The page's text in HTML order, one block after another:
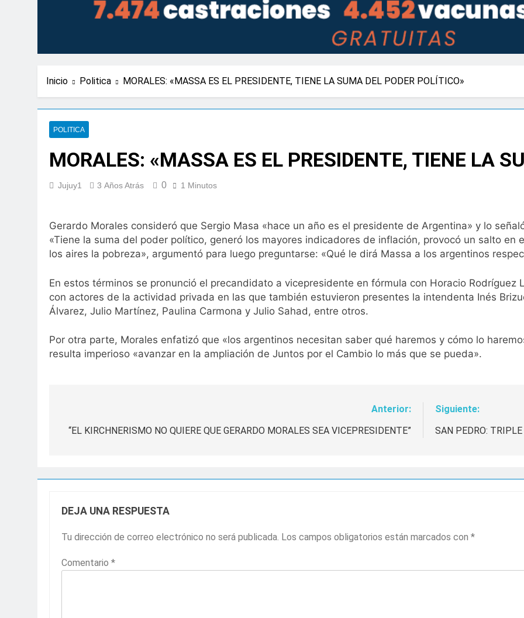
Inicio Politica MORALES: «MASSA ES EL PRESIDENTE, TIENE LA SUMA DEL PODER POLÍTICO»
POLITICA
MORALES: «MASSA ES EL PRESIDENTE, TIENE LA
Jujuy1 3 Años Atrás 0 1 Minutos
Gerardo Morales consideró que Sergio Masa «hace un año es el presidente de Argentina» y lo
«Tiene la suma del poder político, generó los mayores indicadores de inflación, provocó un salto
los aires la pobreza», argumentó para luego preguntarse: «Qué le dirá Massa a los argentinos
En estos términos se pronunció el precandidato a vicepresidente en fórmula con Horacio
con actores de la actividad privada en las que también estuvieron presentes la intendenta Inés
Álvarez, Julio Martínez, Paulina Carmona y Julio Sahad, entre otros.
Por otra parte, Morales enfatizó que «los argentinos necesitan saber qué haremos y cómo lo
resulta imperioso «avanzar en la ampliación de Juntos por el Cambio lo más que se pueda».
de
Anterior:
“EL KIRCHNERISMO NO QUIERE QUE GERARDO MORALES SEA VICEPRESIDENTE”
Siguiente:
SAN PEDRO:
DEJA UNA RESPUESTA
Tu dirección de correo electrónico no será publicada. Los campos obligatorios están marcados con *
Comentario *